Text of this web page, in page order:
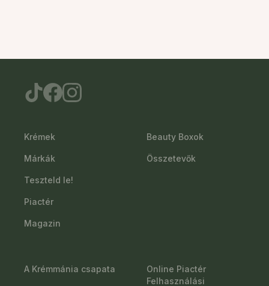
Krémek
Márkák
Teszteld le!
Piactér
Magazin
Beauty Boxok
Összetevők
A Krémmánia csapata
Online Piactér
Felhasználási